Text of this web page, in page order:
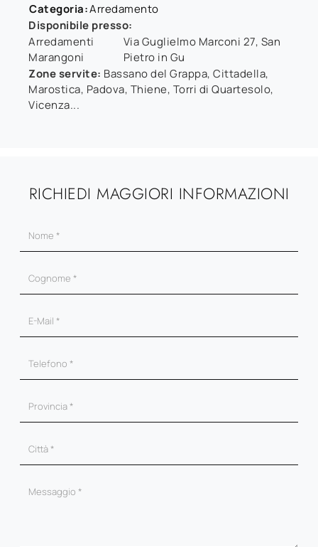
Categoria:Arredamento
Disponibile presso:
Arredamenti
Marangoni
Via Guglielmo Marconi 27, San
Pietro in Gu
Zone servite: Bassano del Grappa, Cittadella,
Marostica, Padova, Thiene, Torri di Quartesolo,
Vicenza...
RICHIEDI MAGGIORI INFORMAZIONI